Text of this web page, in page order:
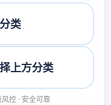
控 · 安全可靠